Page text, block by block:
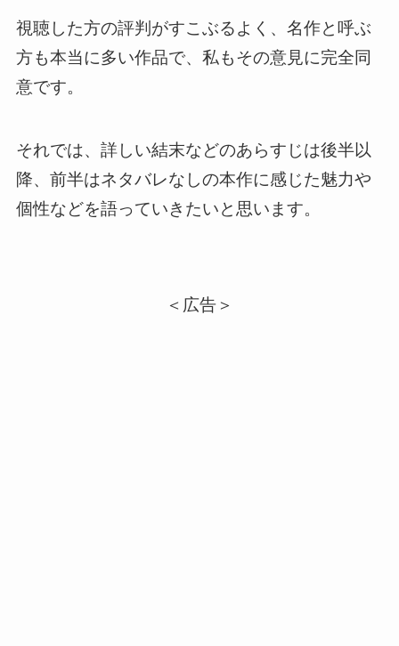
視聴した方の評判がすこぶるよく、名作と呼ぶ
方も本当に多い作品で、私もその意見に完全同
意です。
それでは、詳しい結末などのあらすじは後半以
降、前半はネタバレなしの本作に感じた魅力や
個性などを語っていきたいと思います。
＜広告＞